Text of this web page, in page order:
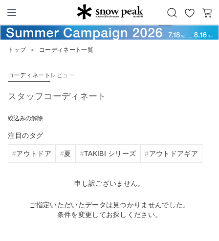
Snow Peak
お
気
カ
ー
トップ ＞ コーディネート一覧
コーディネート レビュー
スタッフコーディネート
絞込みの解除
注目のタグ
アウトドア 夏 TAKIBI シリーズ アウトドアギア
申し訳ございません。
ご指定いただいたデータは見つかりませんでした。
条件を変更してお探しください。